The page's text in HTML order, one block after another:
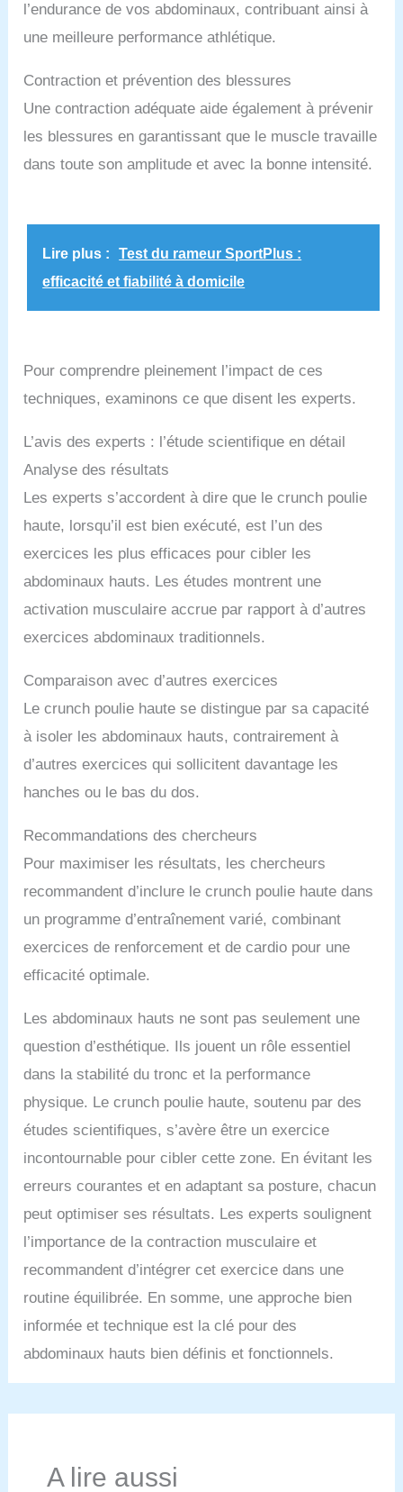
l’endurance de vos abdominaux, contribuant ainsi à
une meilleure performance athlétique.
Contraction et prévention des blessures
Une contraction adéquate aide également à prévenir
les blessures en garantissant que le muscle travaille
dans toute son amplitude et avec la bonne intensité.
Lire plus :
Test du rameur SportPlus :
efficacité et fiabilité à domicile
Pour comprendre pleinement l’impact de ces
techniques, examinons ce que disent les experts.
L’avis des experts : l’étude scientifique en détail
Analyse des résultats
Les experts s’accordent à dire que le crunch poulie
haute, lorsqu’il est bien exécuté, est l’un des
exercices les plus efficaces pour cibler les
abdominaux hauts. Les études montrent une
activation musculaire accrue par rapport à d’autres
exercices abdominaux traditionnels.
Comparaison avec d’autres exercices
Le crunch poulie haute se distingue par sa capacité
à isoler les abdominaux hauts, contrairement à
d’autres exercices qui sollicitent davantage les
hanches ou le bas du dos.
Recommandations des chercheurs
Pour maximiser les résultats, les chercheurs
recommandent d’inclure le crunch poulie haute dans
un programme d’entraînement varié, combinant
exercices de renforcement et de cardio pour une
efficacité optimale.
Les abdominaux hauts ne sont pas seulement une
question d’esthétique. Ils jouent un rôle essentiel
dans la stabilité du tronc et la performance
physique. Le crunch poulie haute, soutenu par des
études scientifiques, s’avère être un exercice
incontournable pour cibler cette zone. En évitant les
erreurs courantes et en adaptant sa posture, chacun
peut optimiser ses résultats. Les experts soulignent
l’importance de la contraction musculaire et
recommandent d’intégrer cet exercice dans une
routine équilibrée. En somme, une approche bien
informée et technique est la clé pour des
abdominaux hauts bien définis et fonctionnels.
A lire aussi